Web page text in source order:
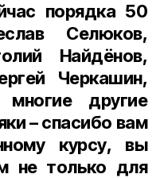
порядка 50
Селюков,
Найдёнов,
Черкашин,
другие
– спасибо вам
курсу, вы
не только для